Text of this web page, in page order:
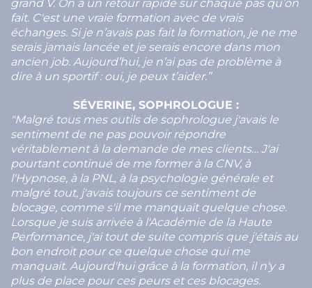
grand V. On a un retour rapide sur chaque pas qu’on
fait. C'est une vraie formation avec de vrais
échanges. Si je n’avais pas fait la formation, je ne me
serais jamais lancée et je serais encore dans mon
ancien job. Aujourd’hui, je n’ai pas de problème à
dire à un sportif : oui, je peux t’aider.”
SÉVERINE, SOPHROLOGUE :
"Malgré tous mes outils de sophrologue j'avais le
sentiment de ne pas pouvoir répondre
véritablement à la demande de mes clients… J'ai
pourtant continué de me former à la CNV, à
l'Hypnose, à la PNL, à la psychologie générale et
malgré tout, j'avais toujours ce sentiment de
blocage, comme s'il me manquait quelque chose.
Lorsque je suis arrivée à l'Académie de la Haute
Performance, j'ai tout de suite compris que j'étais au
bon endroit pour ce quelque chose qui me
manquait. Aujourd'hui grâce à la formation, il n'y a
plus de place pour ces peurs et ces blocages.